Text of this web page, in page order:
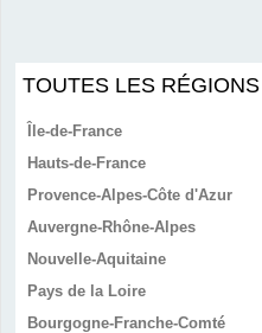
TOUTES LES
Île-de-France
Hauts-de-France
Provence-Alpes-Côte d'Azur
Auvergne-Rhône-Alpes
Nouvelle-Aquitaine
Pays de la Loire
Bourgogne-Franche-Comté